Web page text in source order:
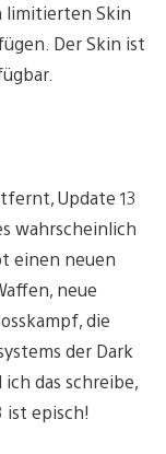
limitierten Skin
Der Skin ist
Update 13
wahrscheinlich
einen neuen
neue
die
der Dark
das schreibe,
ist episch!